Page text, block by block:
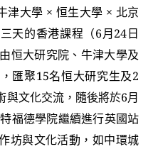
津大學 × 恒生大學 × 北京
天的香港課程（6月24日
恒大研究院、牛津大學及
匯聚15名恒大研究生及2
與文化交流，隨後將於6月
福德學院繼續進行英國站
坊與文化活動，如中環城